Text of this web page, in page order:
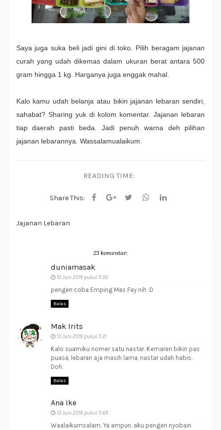
Saya juga suka beli jadi gini di toko. Pilih beragam jajanan
curah yang udah dikemas dalam ukuran berat antara 500
gram hingga 1 kg. Harganya juga enggak mahal.
Kalo kamu udah belanja atau bikin jajanan lebaran sendiri,
sahabat? Sharing yuk di kolom komentar. Jajanan lebaran
tiap daerah pasti beda. Jadi penuh warna deh pilihan
jajanan lebarannya. Wassalamualaikum.
READING TIME:
Share This:
Jajanan Lebaran
25 komentar:
duniamasak
10 Juni 2019 pukul 11.00
pengen coba Emping Mas Fay nih :D
Balas
Mak Irits
13 Juni 2019 pukul 11.21
Kalo suamiku nomer satu nastar. Kemaren bikin pas
puasa, lebaran aja masih lama, nastar udah habis.
Doh.
Balas
Ana Ike
13 Juni 2019 pukul 11.49
Waalaikumsalam. Ya ampun, aku pengen nyobain